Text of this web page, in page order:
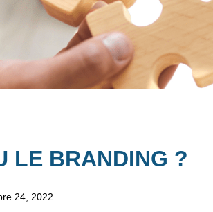
LE BRANDING ?
24, 2022